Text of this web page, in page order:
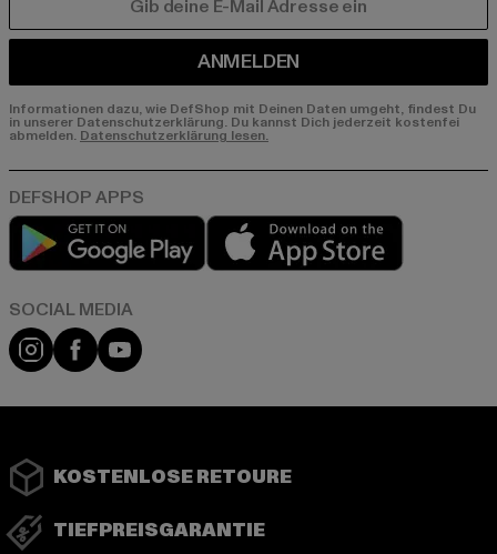
ANMELDEN
Informationen dazu, wie DefShop mit Deinen Daten umgeht, findest Du
in unserer Datenschutzerklärung. Du kannst Dich jederzeit kostenfei
abmelden. Datenschutzerklärung lesen.
Play market
Instagram
FacebookYouTube
KOSTENLOSE RETOURE
TIEFPREISGARANTIE